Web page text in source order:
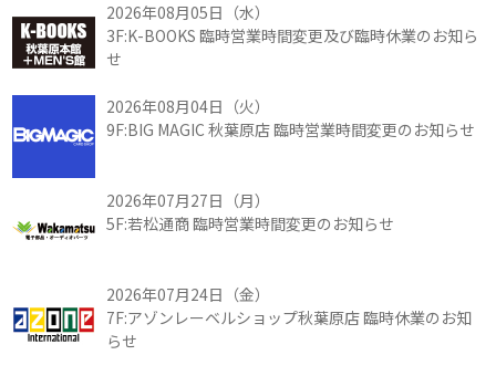
2026年08月05日（水）
3F:K-BOOKS 臨時営業時間変更及び臨時休業のお知ら
せ
2026年08月04日（火）
9F:BIG MAGIC 秋葉原店 臨時営業時間変更のお知らせ
2026年07月27日（月）
5F:若松通商 臨時営業時間変更のお知らせ
2026年07月24日（金）
7F:アゾンレーベルショップ秋葉原店 臨時休業のお知
らせ